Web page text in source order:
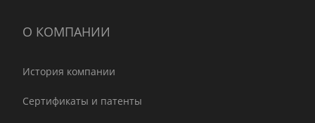
О КОМПАНИИ
История компании
Сертификаты и патенты